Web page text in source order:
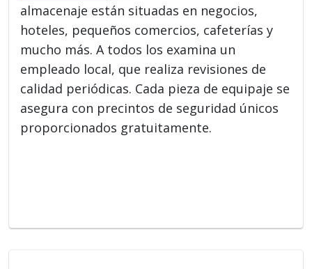
almacenaje están situadas en negocios,
hoteles, pequeños comercios, cafeterías y
mucho más. A todos los examina un
empleado local, que realiza revisiones de
calidad periódicas. Cada pieza de equipaje se
asegura con precintos de seguridad únicos
proporcionados gratuitamente.